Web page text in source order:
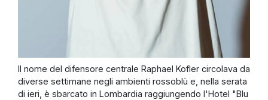
Il nome del difensore centrale Raphael Kofler circolava da
diverse settimane negli ambienti rossoblù e, nella serata
di ieri, è sbarcato in Lombardia raggiungendo l'Hotel "Blu